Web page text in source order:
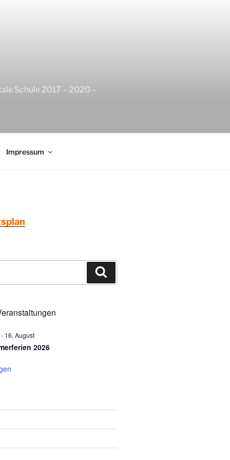
Schule 2017 – 2020 –
Impressum
- 16. August
2026